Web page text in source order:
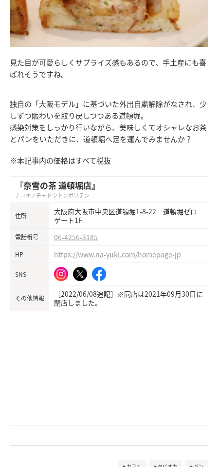
見た目が可愛らしくサプライズ感もあるので、手土産にも喜
ばれそうですね。
独自の「大阪モデル」に基づいた外出自粛解除がなされ、少
しずつ賑わいを取り戻しつつある道頓堀。
感染対策をしっかり行いながら、美味しくてオシャレなお茶
とパンをいただきに、道頓堀へ足を運んでみませんか？
※本記事内の価格はすべて税抜
『奈雪の茶 道頓堀店』
ナユキノチャドウトンボリテン
住所
大阪府大阪市中央区道頓堀1-8-22 道頓堀ゼロ
ゲート1F
電話番号 06-4256-3185
HP https://www.na-yuki.com/homepage-jp
SNS
その他情報
［2022/06/08追記］※同店は2021年09月30日に
閉店しました。